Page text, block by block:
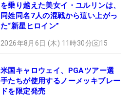
を乗り越えた美女イ・ユルリンは、
同姓同名7人の混戦から這い上がっ
た“新星ヒロイン”
2026年8月6日 (木) 11時30分 15
米国キャロウェイ、PGAツアー選
手たちが使用するノーメッキブレー
ドを限定発売